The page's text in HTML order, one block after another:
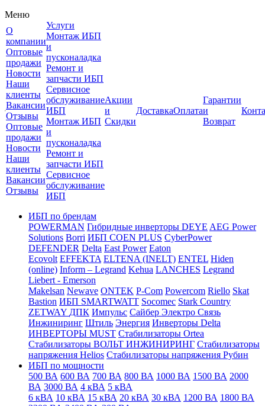
Меню
О
компании
Оптовые
продажи
Новости
Наши
клиенты
Вакансии
Отзывы
Оптовые
продажи
Новости
Наши
клиенты
Вакансии
Отзывы
Услуги
Монтаж ИБП
и
пусконаладка
Ремонт и
запчасти ИБП
Сервисное
обслуживание
ИБП
Монтаж ИБП
и
пусконаладка
Ремонт и
запчасти ИБП
Сервисное
обслуживание
ИБП
Акции
и
Скидки
ДоставкаОплата
Гарантии
и
Возврат
ИБП по брендам
POWERMAN Гибридные инверторы DEYE AEG Power
Solutions Borri ИБП COEN PLUS CyberPower
DEFENDER Delta East Power Eaton
Ecovolt EFFEKTA ELTENA (INELT) ENTEL Hiden
(online) Inform – Legrand Kehua LANCHES Legrand
Liebert - Emerson
Makelsan Newave ONTEK P-Com Powercom Riello Skat
Bastion ИБП SMARTWATT Socomec Stark Country
ZETWAY ДПК Импульс Сайбер Электро Связь
Инжиниринг Штиль Энергия Инверторы Delta
ИНВЕРТОРЫ MUST Стабилизаторы Ortea
Стабилизаторы ВОЛЬТ ИНЖИНИРИНГ Стабилизаторы
напряжения Helios Стабилизаторы напряжения Рубин
ИБП по мощности
500 ВА 600 ВА 700 ВА 800 ВА 1000 ВА 1500 ВА 2000
ВА 3000 ВА 4 кВА 5 кВА
6 кВА 10 кВА 15 кВА 20 кВА 30 кВА 1200 ВА 1800 ВА